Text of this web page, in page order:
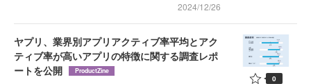
2024/12/26
ヤプリ、業界別アプリアクティブ率平均とアク
ティブ率が高いアプリの特徴に関する調査レポ
ートを公開
ProductZine
0